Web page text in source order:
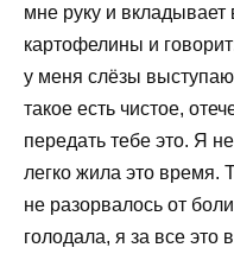
мне руку и вкладывает
картофелины и
у меня слёзы
такое есть чистое,
передать тебе это. Я
легко жила это время.
не разорвалось от
голодала, я за все это